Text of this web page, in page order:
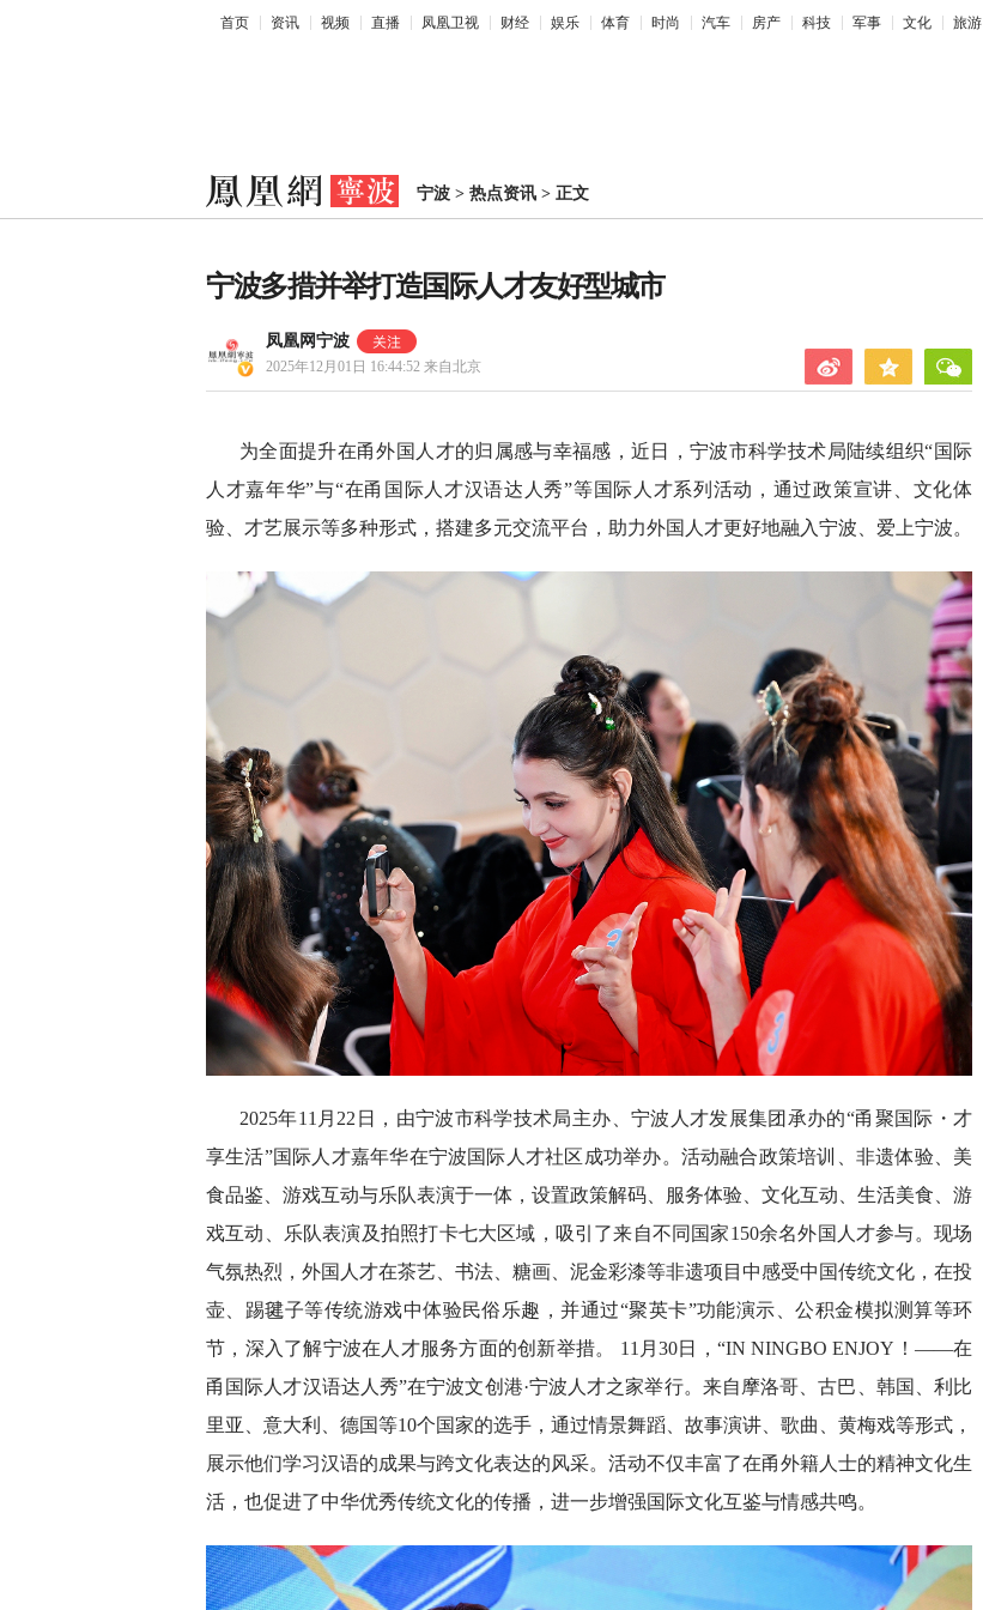
首页 资讯 视频 直播 凤凰卫视 财经 娱乐 体育 时尚 汽车 房产 科技 军事 文化 旅游
宁波 > 热点资讯 > 正文
宁波多措并举打造国际人才友好型城市
凤凰网宁波
2025年12月01日 16:44:52 来自北京
为全面提升在甬外国人才的归属感与幸福感，近日，宁波市科学技术局陆续组织“国际
人才嘉年华”与“在甬国际人才汉语达人秀”等国际人才系列活动，通过政策宣讲、文化体
验、才艺展示等多种形式，搭建多元交流平台，助力外国人才更好地融入宁波、爱上宁波。
2025年11月22日，由宁波市科学技术局主办、宁波人才发展集团承办的“甬聚国际・才
享生活”国际人才嘉年华在宁波国际人才社区成功举办。活动融合政策培训、非遗体验、美
食品鉴、游戏互动与乐队表演于一体，设置政策解码、服务体验、文化互动、生活美食、游
戏互动、乐队表演及拍照打卡七大区域，吸引了来自不同国家150余名外国人才参与。现场
气氛热烈，外国人才在茶艺、书法、糖画、泥金彩漆等非遗项目中感受中国传统文化，在投
壶、踢毽子等传统游戏中体验民俗乐趣，并通过“聚英卡”功能演示、公积金模拟测算等环
节，深入了解宁波在人才服务方面的创新举措。 11月30日，“IN NINGBO ENJOY！——在
甬国际人才汉语达人秀”在宁波文创港·宁波人才之家举行。来自摩洛哥、古巴、韩国、利比
里亚、意大利、德国等10个国家的选手，通过情景舞蹈、故事演讲、歌曲、黄梅戏等形式，
展示他们学习汉语的成果与跨文化表达的风采。活动不仅丰富了在甬外籍人士的精神文化生
活，也促进了中华优秀传统文化的传播，进一步增强国际文化互鉴与情感共鸣。